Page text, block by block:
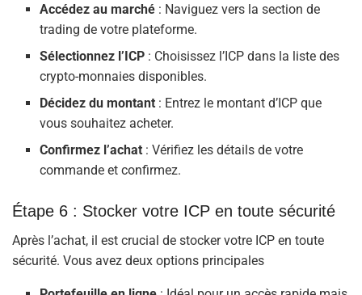
Accédez au marché : Naviguez vers la section de
trading de votre plateforme.
Sélectionnez l’ICP : Choisissez l’ICP dans la liste des
crypto-monnaies disponibles.
Décidez du montant : Entrez le montant d’ICP que
vous souhaitez acheter.
Confirmez l’achat : Vérifiez les détails de votre
commande et confirmez.
Étape 6 : Stocker votre ICP en toute sécurité
Après l’achat, il est crucial de stocker votre ICP en toute
sécurité. Vous avez deux options principales